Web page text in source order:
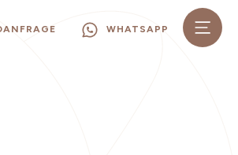
WHATSAPP